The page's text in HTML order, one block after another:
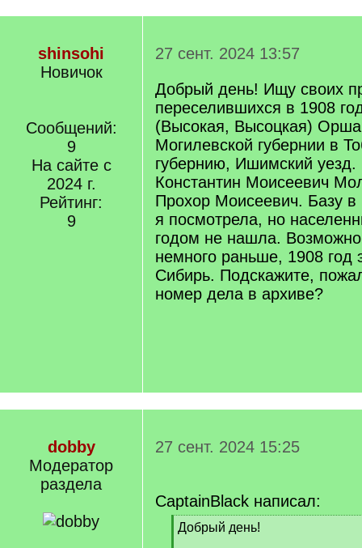
shinsohi
Новичок
Сообщений:
9
На сайте с
2024 г.
Рейтинг:
9
27 сент. 2024 13:57
Добрый день! Ищу своих
переселившихся в 1908
(Высокая, Высоцкая)
Могилевской губернии в
губернию, Ишимский
Константин Моисеевич
Прохор Моисеевич. Базу
я посмотрела, но
годом не нашла.
немного раньше, 1908 год
Сибирь. Подскажите,
номер дела в архиве?
dobby
Модератор
раздела
27 сент. 2024 15:25
CaptainBlack написал:
[
Добрый день!